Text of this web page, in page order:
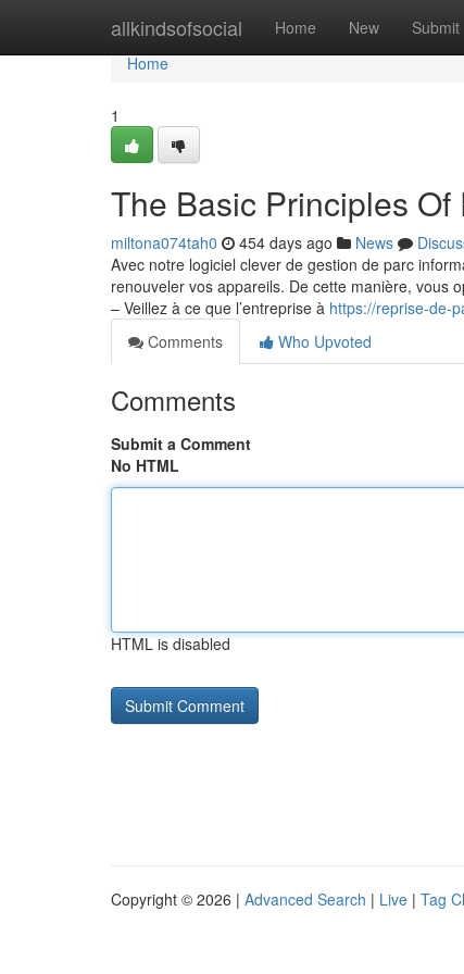
allkindsofsocial Home New Submit
Home
Home
1
The Basic Principles
miltona074tah0 454 days ago News
Avec notre logiciel clever de gestion de parc
renouveler vos appareils. De cette manière, vous
– Veillez à ce que l’entreprise à https://reprise-de-
Comments
Who Upvoted
Comments
Submit a Comment
No HTML
HTML is disabled
Copyright © 2026 | Advanced Search | Live | Tag